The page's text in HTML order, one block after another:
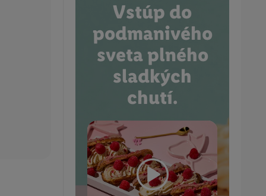
Vstúp do
podmanivého
sveta plného
sladkých
chutí.